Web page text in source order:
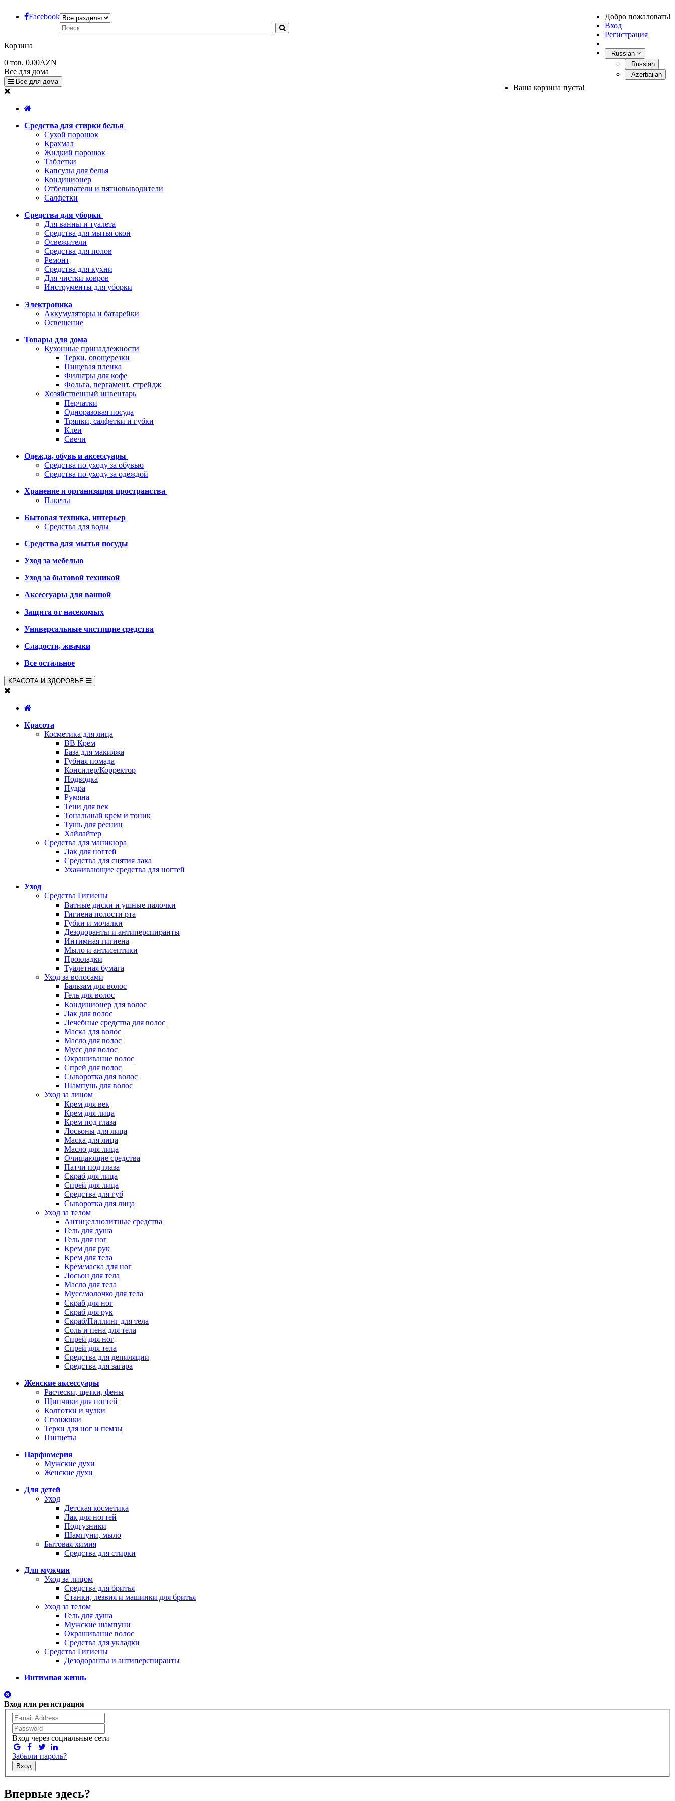
Facebook
Добро пожаловать!
Вход
Регистрация
Russian
Russian
Azerbaijan
Корзина
0 тов. 0.00AZN
Ваша корзина пуста!
Все для дома
Все для дома
Средства для стирки белья
Сухой порошок
Крахмал
Жидкий порошок
Таблетки
Капсулы для белья
Кондиционер
Отбеливатели и пятновыводители
Салфетки
Средства для уборки
Для ванны и туалета
Средства для мытья окон
Освежители
Средства для полов
Ремонт
Средства для кухни
Для чистки ковров
Инструменты для уборки
Электроника
Аккумуляторы и батарейки
Освещение
Товары для дома
Кухонные принадлежности
Терки, овощерезки
Пищевая пленка
Фильтры для кофе
Фольга, пергамент, стрейдж
Хозяйственный инвентарь
Перчатки
Одноразовая посуда
Тряпки, салфетки и губки
Клеи
Свечи
Одежда, обувь и аксессуары
Средства по уходу за обувью
Средства по уходу за одеждой
Хранение и организация пространства
Пакеты
Бытовая техника, интерьер
Средства для воды
Средства для мытья посуды
Уход за мебелью
Уход за бытовой техникой
Аксессуары для ванной
Защита от насекомых
Универсальные чистящие средства
Сладости, жвачки
Все остальное
КРАСОТА И ЗДОРОВЬЕ
Красота
Косметика для лица
BB Крем
База для макияжа
Губная помада
Консилер/Корректор
Подводка
Пудра
Румяна
Тени для век
Тональный крем и тоник
Тушь для ресниц
Хайлайтер
Средства для маникюра
Лак для ногтей
Средства для снятия лака
Ухаживающие средства для ногтей
Уход
Средства Гигиены
Ватные диски и ушные палочки
Гигиена полости рта
Губки и мочалки
Дезодоранты и антиперспиранты
Интимная гигиена
Мыло и антисептики
Прокладки
Туалетная бумага
Уход за волосами
Бальзам для волос
Гель для волос
Кондиционер для волос
Лак для волос
Лечебные средства для волос
Маска для волос
Масло для волос
Мусс для волос
Окрашивание волос
Спрей для волос
Сыворотка для волос
Шампунь для волос
Уход за лицом
Крем для век
Крем для лица
Крем под глаза
Лосьоны для лица
Маска для лица
Масло для лица
Очищающие средства
Патчи под глаза
Скраб для лица
Спрей для лица
Средства для губ
Сыворотка для лица
Уход за телом
Антицеллюлитные средства
Гель для душа
Гель для ног
Крем для рук
Крем для тела
Крем/маска для ног
Лосьон для тела
Масло для тела
Мусс/молочко для тела
Скраб для ног
Скраб для рук
Скраб/Пиллинг для тела
Соль и пена для тела
Спрей для ног
Спрей для тела
Средства для депиляции
Средства для загара
Женские аксессуары
Расчески, щетки, фены
Щипчики для ногтей
Колготки и чулки
Спонжики
Терки для ног и пемзы
Пинцеты
Парфюмерия
Мужские духи
Женские духи
Для детей
Уход
Детская косметика
Лак для ногтей
Подгузники
Шампуни, мыло
Бытовая химия
Средства для стирки
Для мужчин
Уход за лицом
Средства для бритья
Станки, лезвия и машинки для бритья
Уход за телом
Гель для душа
Мужские шампуни
Окрашивание волос
Средства для укладки
Средства Гигиены
Дезодоранты и антиперспиранты
Интимная жизнь
Вход или регистрация
Вход через социальные сети
Забыли пароль?
Вход
Впервые здесь?